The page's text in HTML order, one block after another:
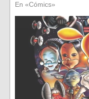
En «Cómics»